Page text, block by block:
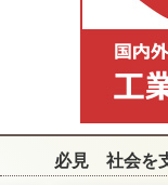
必見 社会を